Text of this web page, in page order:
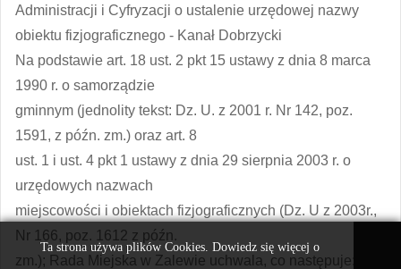
Administracji i Cyfryzacji o ustalenie urzędowej nazwy
obiektu fizjograficznego - Kanał Dobrzycki
Na podstawie art. 18 ust. 2 pkt 15 ustawy z dnia 8 marca
1990 r. o samorządzie
gminnym (jednolity tekst: Dz. U. z 2001 r. Nr 142, poz.
1591, z późn. zm.) oraz art. 8
ust. 1 i ust. 4 pkt 1 ustawy z dnia 29 sierpnia 2003 r. o
urzędowych nazwach
miejscowości i obiektach fizjograficznych (Dz. U z 2003r.,
Nr 166, poz. 1612 z późn.
zm.); Rada Miejska w Zalewie uchwala, co następuje:
Ta strona używa plików Cookies. Dowiedz się więcej o